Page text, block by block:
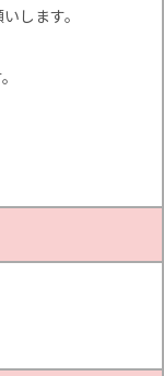
します。